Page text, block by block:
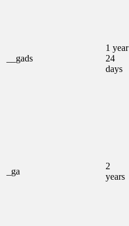
__gads
1 year
24
days
_ga
2
years